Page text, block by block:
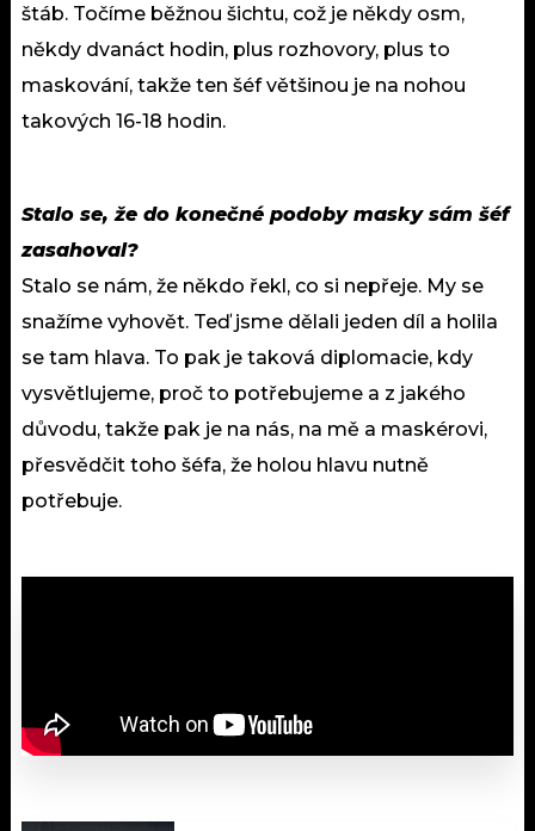
štáb. Točíme běžnou šichtu, což je někdy osm,
někdy dvanáct hodin, plus rozhovory, plus to
maskování, takže ten šéf většinou je na nohou
takových 16-18 hodin.
Stalo se, že do konečné podoby masky sám šéf
zasahoval?
Stalo se nám, že někdo řekl, co si nepřeje. My se
snažíme vyhovět. Teď jsme dělali jeden díl a holila
se tam hlava. To pak je taková diplomacie, kdy
vysvětlujeme, proč to potřebujeme a z jakého
důvodu, takže pak je na nás, na mě a maskérovi,
přesvědčit toho šéfa, že holou hlavu nutně
potřebuje.